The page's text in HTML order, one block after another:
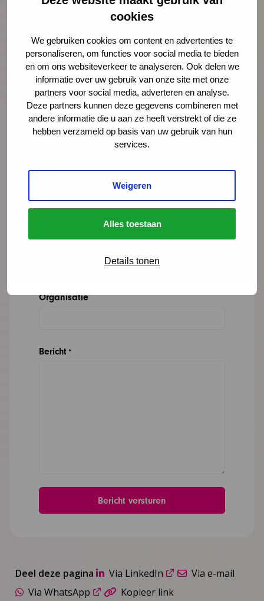
cookies
We gebruiken cookies om content en advertenties te
personaliseren, om functies voor social media te bieden
en om ons websiteverkeer te analyseren. Ook delen we
informatie over uw gebruik van onze site met onze
partners voor social media, adverteren en analyse.
Deze partners kunnen deze gegevens combineren met
andere informatie die u aan ze heeft verstrekt of die ze
hebben verzameld op basis van uw gebruik van hun
services.
Weigeren
Alles toestaan
Details tonen
Stagiaire
mazl@ncj.nl
Lees meer over Marina van Egdom
"*" geeft vereiste velden aan
E-mailadres
Organisatie
Bericht *
Deel deze pagina Via LinkedIn
Via e-mail
Via WhatsApp
Kopieer link